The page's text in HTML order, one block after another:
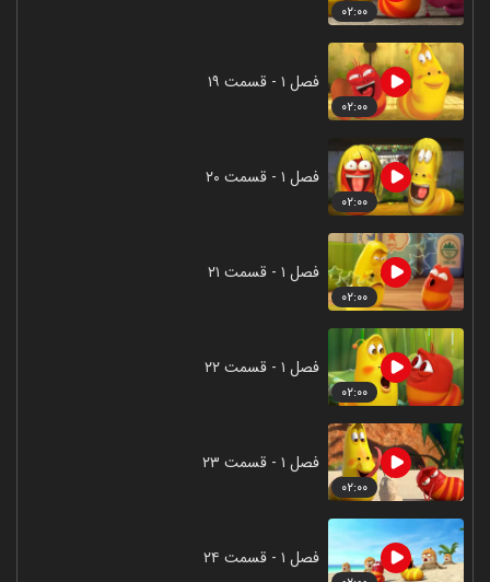
۰۲:۰۰
۰۲:۰۰
فصل ۱ - قسمت ۱۹
۰۲:۰۰
فصل ۱ - قسمت ۲۰
۰۲:۰۰
فصل ۱ - قسمت ۲۱
۰۲:۰۰
فصل ۱ - قسمت ۲۲
۰۲:۰۰
فصل ۱ - قسمت ۲۳
فصل ۱ - قسمت ۲۴